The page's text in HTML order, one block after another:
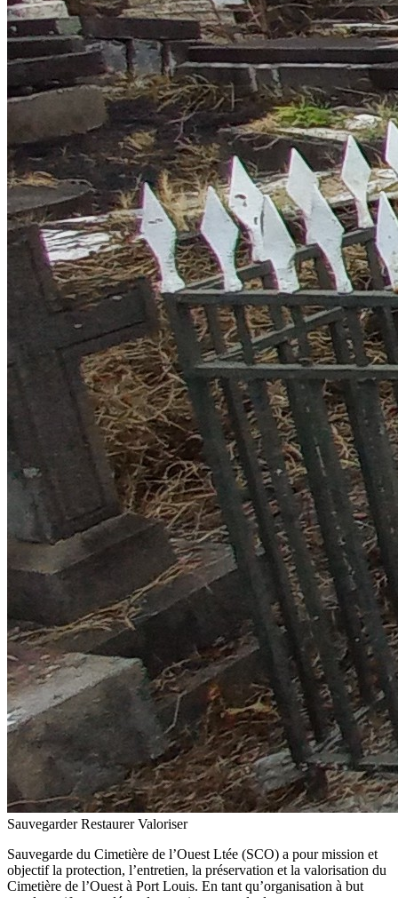
Sauvegarder Restaurer Valoriser
Sauvegarde du Cimetière de l’Ouest Ltée (SCO) a pour mission et
objectif la protection, l’entretien, la préservation et la valorisation du
Cimetière de l’Ouest à Port Louis. En tant qu’organisation à but